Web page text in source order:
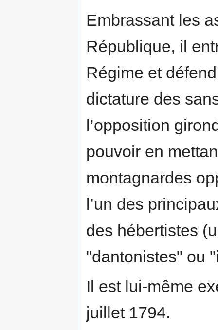
Embrassant les
République, il
Régime et
dictature des
l’opposition
pouvoir en
montagnardes
l’un des
des hébertistes
"dantonistes" ou
Il est lui-même
juillet 1794.